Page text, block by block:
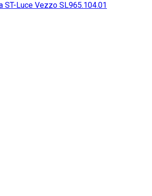
ST-Luce Vezzo SL965.104.01